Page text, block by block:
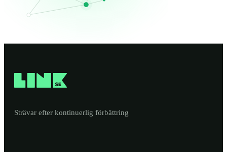
Strävar efter kontinuerlig förbättring